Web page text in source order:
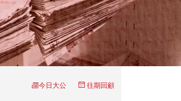
今日大公 往期回顧